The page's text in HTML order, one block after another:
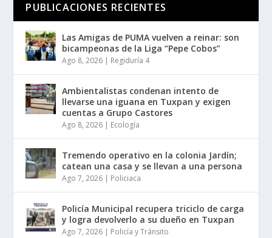
PUBLICACIONES RECIENTES
Las Amigas de PUMA vuelven a reinar: son
bicampeonas de la Liga “Pepe Cobos”
Ago 8, 2026 | Regiduría 4
Ambientalistas condenan intento de
llevarse una iguana en Tuxpan y exigen
cuentas a Grupo Castores
Ago 8, 2026 | Ecología
Tremendo operativo en la colonia Jardín;
catean una casa y se llevan a una persona
Ago 7, 2026 | Policiaca
Policía Municipal recupera triciclo de carga
y logra devolverlo a su dueño en Tuxpan
Ago 7, 2026 | Policía y Tránsito